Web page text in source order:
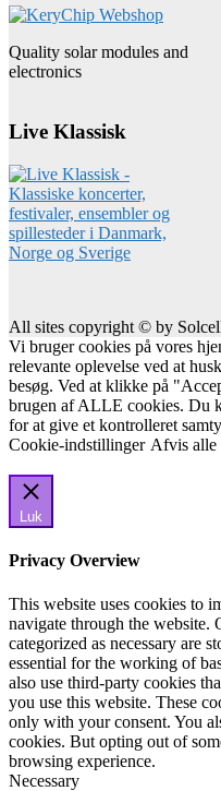
Quality solar modules and
electronics
Live Klassisk
All sites copyright © by
Vi bruger cookies på vores
relevante oplevelse ved at
besøg. Ved at klikke på
brugen af ALLE cookies. Du
for at give et kontrolleret
Cookie-indstillinger Afvis alle
Luk
Privacy Overview
This website uses cookies to
navigate through the website.
categorized as necessary are
essential for the working of
also use third-party cookies
you use this website. These
only with your consent. You
cookies. But opting out of
browsing experience.
Necessary